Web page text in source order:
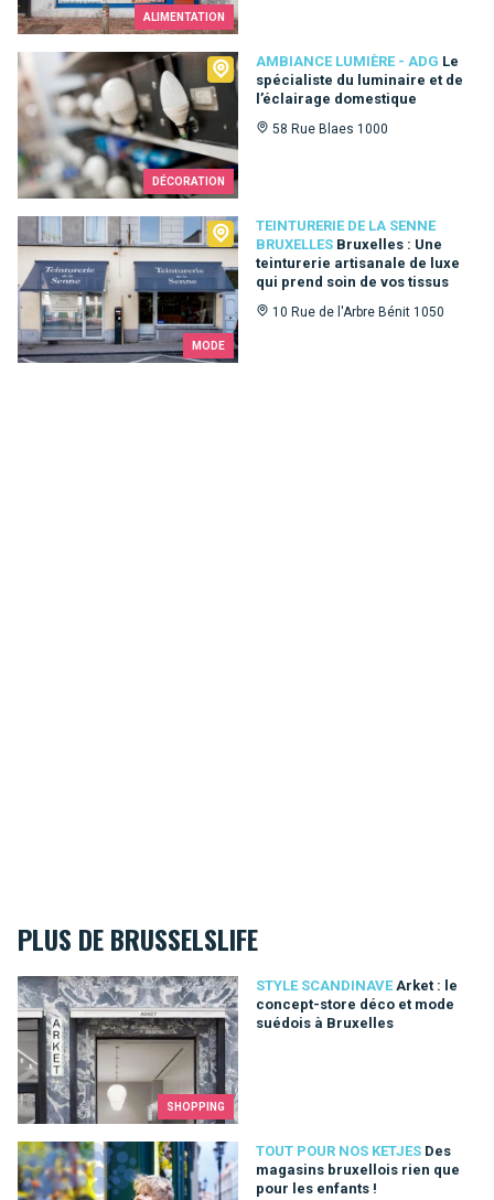
ALIMENTATION
DÉCORATION
AMBIANCE LUMIÈRE - ADG Le
spécialiste du luminaire et de
l’éclairage domestique
58 Rue Blaes 1000
Ambiance Lumière - ADG
MODE
TEINTURERIE DE LA SENNE
BRUXELLES Bruxelles : Une
teinturerie artisanale de luxe
qui prend soin de vos tissus
10 Rue de l'Arbre Bénit 1050
Teinturerie de la Senne Bruxelles
PLUS DE BRUSSELSLIFE
SHOPPING
STYLE SCANDINAVE Arket : le
concept-store déco et mode
suédois à Bruxelles
Arket : le concept-store déco et mode suédois à Bruxelles
TOUT POUR NOS KETJES Des
magasins bruxellois rien que
pour les enfants !
Des magasins bruxellois rien que pour les enfants !